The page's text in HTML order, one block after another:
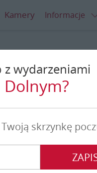
Kamery Informacje
z wydarzeniami
skrzynkę